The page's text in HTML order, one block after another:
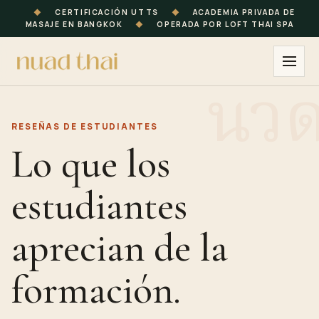
◆ CERTIFICACIÓN UTTS ◆
ACADEMIA PRIVADA DE
MASAJE EN BANGKOK
◆ OPERADA POR LOFT THAI SPA
RESEÑAS DE ESTUDIANTES
Lo que los
estudiantes
aprecian de la
formación.